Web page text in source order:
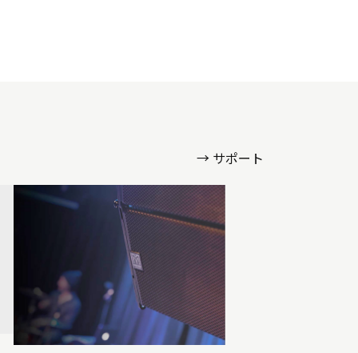
→ サポート